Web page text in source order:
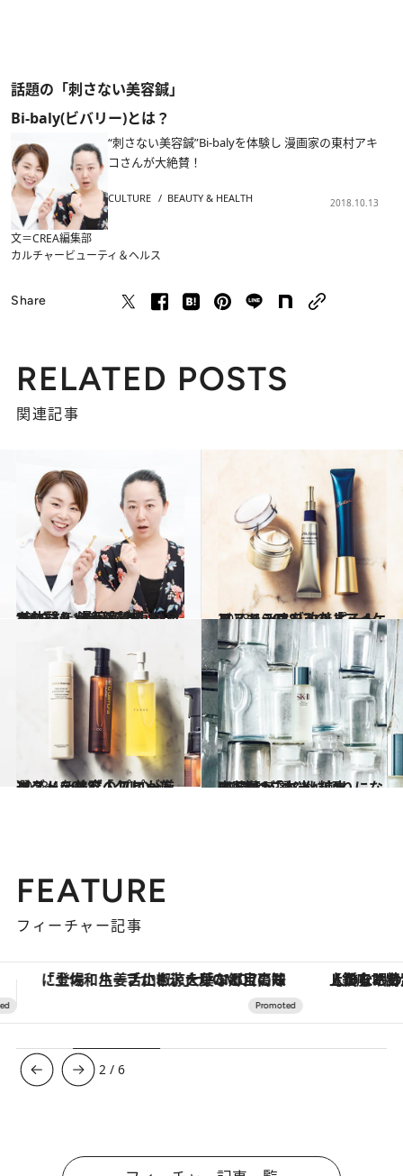
話題の「刺さない美容鍼」
Bi-baly(ビバリー)とは？
“刺さない美容鍼”Bi-balyを体験し 漫画家の東村アキ
コさんが大絶賛！
CULTURE BEAUTY & HEALTH 2018.10.13
文＝CREA編集部
カルチャービューティ＆ヘルス
Share
RELATED POSTS
関連記事
2018.10.13
“刺さない美容鍼”Bi-balyを体験し 漫画家の東村アキコさんが大絶賛！
ビューティ＆ヘルス 2018.10.6
ベスト・オブ・リピートコスメ 2018 この「アイケア」でシワを改善する！
ビューティ＆ヘルス
2018.10.4
ベスト・オブ・リピートコスメ 2018 「クレンジング」を美容のプロが厳選
ビューティ＆ヘルス 2017.3.7
齋藤薫が選ぶ化粧水BEST12「本当に頼りになる1本はこれ！」
ビューティ＆ヘルス
FEATURE
フィーチャー記事
【銀座で出合う最旬美容】美髪ケアや上質な眠り…セルフケアのアップデートから、特別な名入れギフトまで。大人のための「ReFa GINZA」クルーズ
3 /6